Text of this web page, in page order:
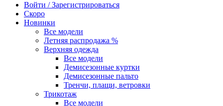
Войти / Зарегистрироваться
Скоро
Новинки
Все модели
Летняя распродажа %
Верхняя одежда
Все модели
Демисезонные куртки
Демисезонные пальто
Тренчи, плащи, ветровки
Трикотаж
Все модели